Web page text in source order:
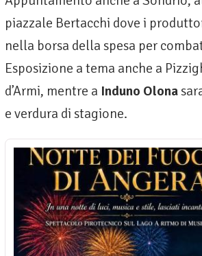
piazzale Bertacchi dove i
nella borsa della spesa per
Esposizione a tema anche a
d’Armi, mentre a Induno Olona
e verdura di stagione.